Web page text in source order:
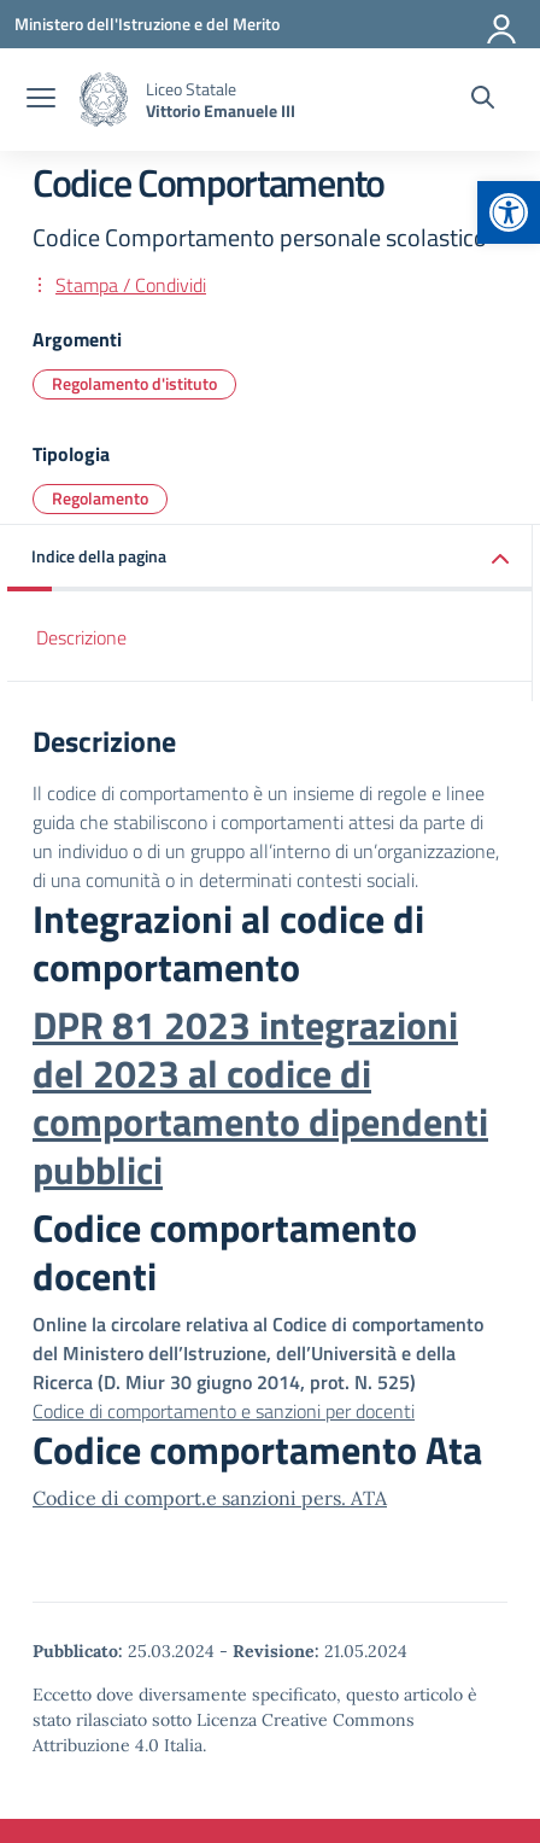
Vai ai contenuti
Vai al menu di navigazione
Vai al footer
Ministero dell'Istruzione e del Merito
Liceo Statale
Vittorio Emanuele III
Codice Comportamento
Codice Comportamento personale scolastico
Stampa / Condividi
Argomenti
Regolamento d'istituto
Tipologia
Regolamento
Indice della pagina
Descrizione
Descrizione
Il codice di comportamento è un insieme di regole e linee
guida che stabiliscono i comportamenti attesi da parte di
un individuo o di un gruppo all’interno di un’organizzazione,
di una comunità o in determinati contesti sociali.
Integrazioni al codice di
comportamento
DPR 81 2023 integrazioni
del 2023 al codice di
comportamento dipendenti
pubblici
Codice comportamento
docenti
Online la circolare relativa al Codice di comportamento
del Ministero dell’Istruzione, dell’Università e della
Ricerca (D. Miur 30 giugno 2014, prot. N. 525)
Codice di comportamento e sanzioni per docenti
Codice comportamento Ata
Codice di comport.e sanzioni pers. ATA
Pubblicato: 25.03.2024 - Revisione: 21.05.2024
Eccetto dove diversamente specificato, questo articolo è
stato rilasciato sotto Licenza Creative Commons
Attribuzione 4.0 Italia.